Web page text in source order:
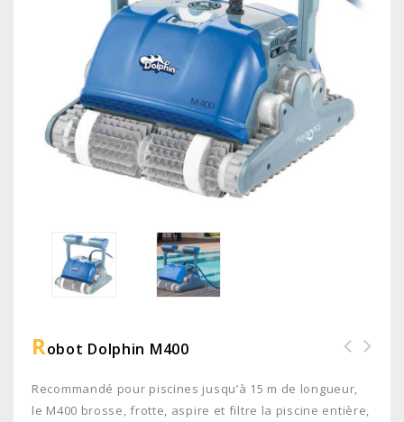
RObot Dolphin M400
Recommandé pour piscines jusqu’à 15 m de longueur,
le M400 brosse, frotte, aspire et filtre la piscine entière,